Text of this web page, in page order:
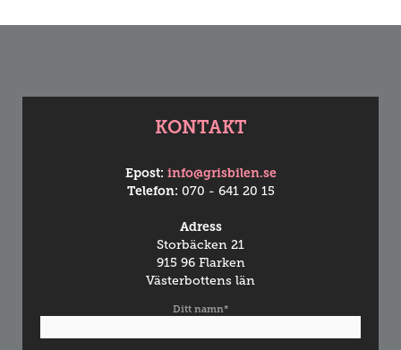
KONTAKT
Epost: info@grisbilen.se
Telefon: 070 - 641 20 15
Adress
Storbäcken 21
915 96 Flarken
Västerbottens län
Ditt namn*